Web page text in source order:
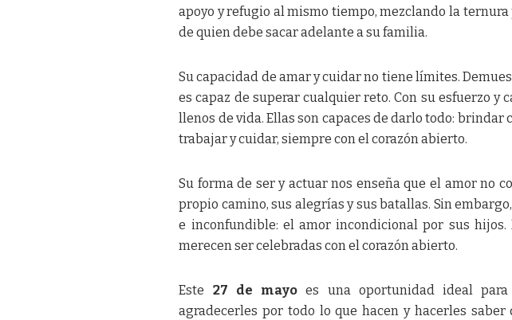
apoyo y refugio al mismo tiempo, mezclando la
de quien debe sacar adelante a su familia.
Su capacidad de amar y cuidar no tiene límites.
es capaz de superar cualquier reto. Con su esfuerzo y
llenos de vida. Ellas son capaces de darlo todo: brindar
trabajar y cuidar, siempre con el corazón abierto.
Su forma de ser y actuar nos enseña que el amor no
propio camino, sus alegrías y sus batallas. Sin
e inconfundible: el amor incondicional por sus hijos.
merecen ser celebradas con el corazón abierto.
Este 27 de mayo es una oportunidad ideal para
agradecerles por todo lo que hacen y hacerles